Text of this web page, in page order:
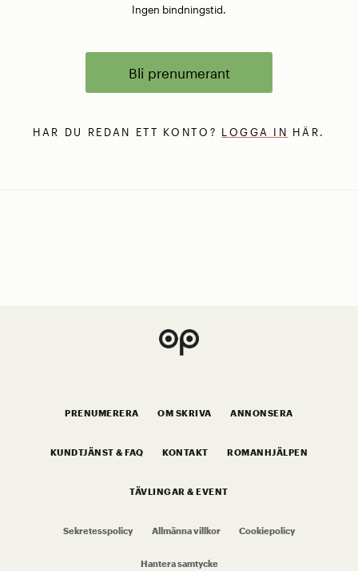
Ingen bindningstid.
Bli prenumerant
HAR DU REDAN ETT KONTO? LOGGA IN HÄR.
PRENUMERERA OM SKRIVA ANNONSERA
KUNDTJÄNST & FAQ KONTAKT ROMANHJÄLPEN
TÄVLINGAR & EVENT
Sekretesspolicy Allmänna villkor Cookiepolicy
Hantera samtycke